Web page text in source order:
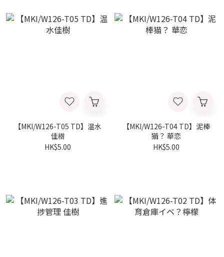
【MKI/W126-T05 TD】温水
佳樹
HK$5.00
【MKI/W126-T04 TD】泥棒
猫？ 華恋
HK$5.00